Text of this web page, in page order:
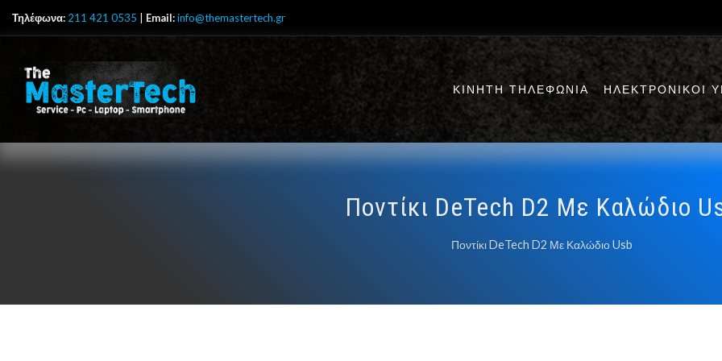
Τηλέφωνα: 211 421 0535 | Email:info@themastertech.gr
ΚΙΝΗΤΗ ΤΗΛΕΦΩΝΙΑ ΗΛΕΚΤΡΟΝΙΚΟΙ
Ποντίκι DeTech D2 Με Καλώδιο
Ποντίκι DeTech D2 Με Καλώδιο Usb